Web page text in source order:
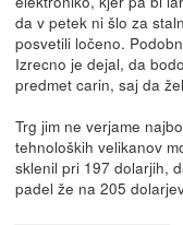
da v petek ni šlo za
posvetili ločeno.
Izrecno je dejal, da
predmet carin, saj da
Trg jim ne verjame
tehnoloških velikanov
sklenil pri 197 dolarjih,
padel že na 205